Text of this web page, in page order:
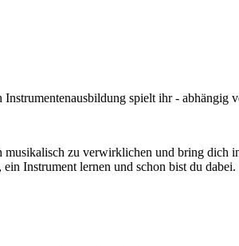
Instrumentenausbildung spielt ihr -
zu verwirklichen und bring dich
Instrument lernen und schon bist du dabei.